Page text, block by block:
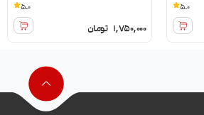
5.0
1,750,000 تومان
5.0